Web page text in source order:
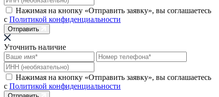
Нажимая на кнопку «Отправить заявку», вы соглашаетесь
с Политикой конфиденциальности
Отправить
Уточнить наличие
Нажимая на кнопку «Отправить заявку», вы соглашаетесь
с Политикой конфиденциальности
Отправить